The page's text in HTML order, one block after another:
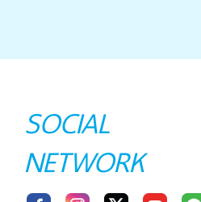
SOCIAL
NETWORK